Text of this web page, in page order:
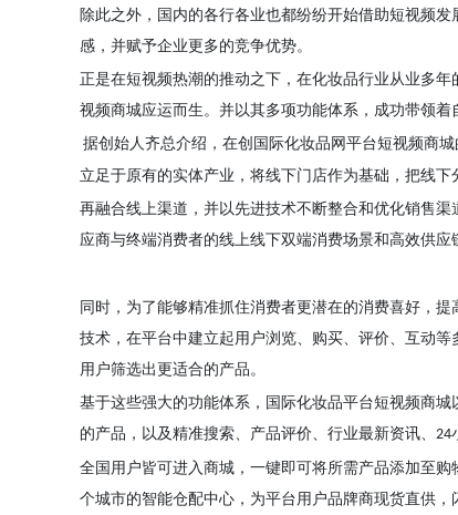
除此之外，国内的各行各业也都纷纷开始借助短视频
感，并赋予企业更多的竞争优势。
正是在短视频热潮的推动之下，在化妆品行业从业多年
视频商城应运而生。并以其多项功能体系，成功带领着
据创始人齐总介绍，在创 国际化妆品网 平台短视频商
立足于原有的实体产业，将线下门店作为基础，把线下
再融合线上渠道，并以先进技术不断整合和优化销售
应商与终端消费者的线上线下双端消费场景和高效供应
同时，为了能够精准抓住消费者更潜在的消费喜好，提
技术，在平台中建立起用户浏览、购买、评价、互动
用户筛选出更适合的产品。
基于这些强大的功能体系，国际化妆品平台短视频商城
的产品，以及精准搜索、产品评价、行业最新资讯、 24
全国用户皆可进入商城，一键即可将所需产品添加至
个城市的智能仓配中心，为平台用户品牌商现货直供